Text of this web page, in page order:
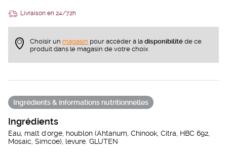
Livraison en 24/72h
Choisir un magasin pour accèder à la disponibilité de ce
produit dans le magasin de votre choix
Ingrédients & informations nutritionnelles
Ingrédients
Eau, malt d'orge, houblon (Ahtanum, Chinook, Citra, HBC 692,
Mosaic, Simcoe), levure. GLUTEN